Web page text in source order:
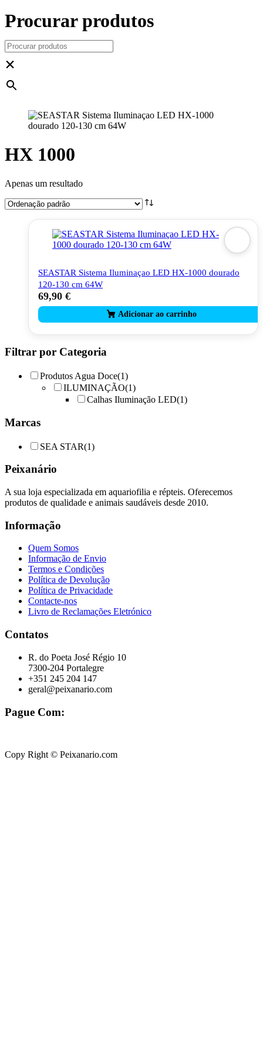
Procurar produtos
×
HX 1000
Apenas um resultado
SEASTAR Sistema Iluminaçao LED HX-1000 dourado
120-130 cm 64W
69,90 €
Filtrar por Categoria
Produtos Agua Doce(1)
ILUMINAÇÃO(1)
Calhas Iluminação LED(1)
Marcas
SEA STAR(1)
Peixanário
A sua loja especializada em aquariofilia e répteis. Oferecemos
produtos de qualidade e animais saudáveis desde 2010.
Informação
Quem Somos
Informação de Envio
Termos e Condições
Política de Devolução
Política de Privacidade
Contacte-nos
Livro de Reclamações Eletrónico
Contatos
R. do Poeta José Régio 10
7300-204 Portalegre
+351 245 204 147
geral@peixanario.com
Pague Com:
Copy Right © Peixanario.com